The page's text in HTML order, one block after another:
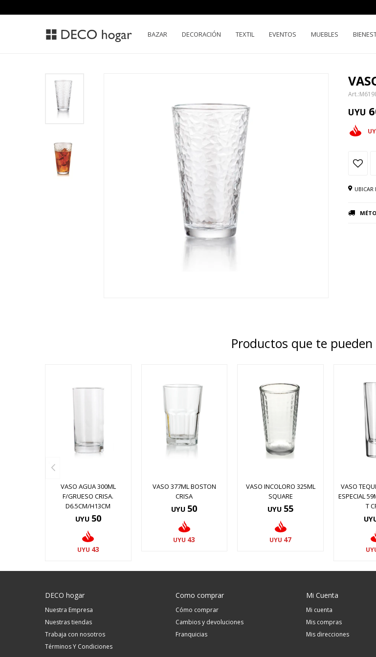
BAZAR DECORACIÓN TEXTIL EVENTOS MUEBLES
UYU
UBICAR
Productos que te
VASO AGUA 300ML
F/GRUESO CRISA.
D6.5CM/H13CM
UYU 50
UYU 43
VASO 377ML BOSTON
CRISA
UYU 50
UYU 43
VASO INCOLORO 325ML
SQUARE
UYU 55
UYU 47
VASO
ESPECIAL
T
DECO hogar
Nuestra Empresa
Nuestras tiendas
Trabaja con nosotros
Términos Y Condiciones
Como comprar
Cómo comprar
Cambios y devoluciones
Franquicias
Mi Cuenta
Mi cuenta
Mis compras
Mis direcciones